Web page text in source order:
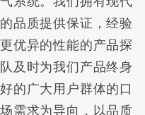
品质提供保证，经验
优异的性能的产品探
及时为我们产品终身
的广大用户群体的口
需求为导向，以品质